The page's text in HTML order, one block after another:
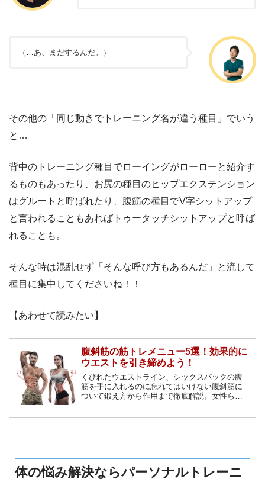
（…あ、まだするんだ。）
その他の「同じ動きでトレーニング名が違う種目」でいう
と…
背中のトレーニング種目でローイングがローローと紹介す
るものもあったり、お尻の種目のヒップエクステンション
はグルートと呼ばれたり、腹筋の種目でV字シットアップ
と言われることもあればトゥータッチシットアップと呼ば
れることも。
そんな時は混乱せず「そんな呼び方もあるんだ」と流して
種目に集中してくださいね！！
【あわせて読みたい】
腹斜筋の筋トレメニュー5選！効果的に
ウエストを引き締めよう！
くびれたウエストライン、シックスパックの腹
筋を手に入れるのに忘れてはいけない腹斜筋に
ついて鍛え方から作用まで徹底解説。女性らし
体の悩み解決ならパーソナルトレーニ